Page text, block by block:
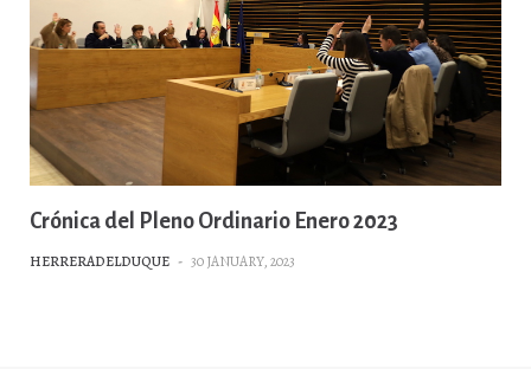
Crónica del Pleno Ordinario Enero 2023
HERRERADELDUQUE - 30 JANUARY, 2023